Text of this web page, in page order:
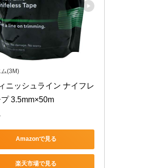
(3M)
ニッシュライン ナイフレ
3.5mm×50m
Amazonで見る
楽天市場で見る